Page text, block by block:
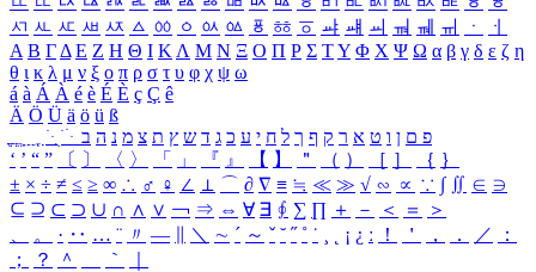
ㅺ ㅻ ㅼ ㅽ ㅾ ㅿ ㆀ ㆁ ㆂ ㆃ ㆄ ㆅ ㆆ ㆇ ㆈ ㆉ ㆊ ㆋ ㆌ ㆍ
ㆎ
Α Β ΓΔ Ε Ζ Η Θ Ι ΚΛ Μ Ν Ξ Ο Π Ρ Σ ΤΥ Φ Χ Ψ Ω α β γ δ ε ζ η
θ ι κ λ μ ν ξ ο π ρ σ τ υ φ χ ψ ω
á à Á À é è É È ç Ç ê
Ä Ö Ü ä ö ü ß
ִֶֹ ֻּ ׁׂ פ ם ן ו ט א ר ק ף ך ל ח י ע כ ג ד ש ץ ת צ מ נ ה ב
‘ ’ “ ” 〔 〕 〈 〉 「 」 『 』 【 】 ＂ （ ） ［ ］ ｛ ｝
± × ÷ ≠ ≤ ≥ ∞ ∴ ♂ ♀ ∠ ⊥ ⌒ ∂ ∇ ≡ ≒ ≪ ≫ √ ∽ ∝ ∵ ∫ ∬ ∈ ∋
⊆ ⊇ ⊂ ⊃ ∪ ∩ ∧ ∨ ￢ ⇒ ⇔ ∀ ∃ ∮ ∑ ∏ ＋ － ＜ ＝
＞
、
。 · ‥ … ¨ 〃 ― ＼ ∼ ´ ～ ˇ ˘ ˝ ˚ ˙ ¸ ¡ ¿ ː ！ ＇ ， ． ／
：
；
？ ＾ ｀